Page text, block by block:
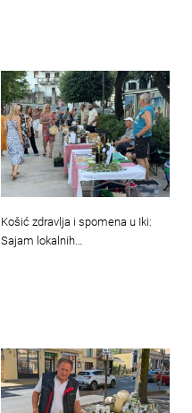
Košić zdravlja i spomena u Iki:
Sajam lokalnih…